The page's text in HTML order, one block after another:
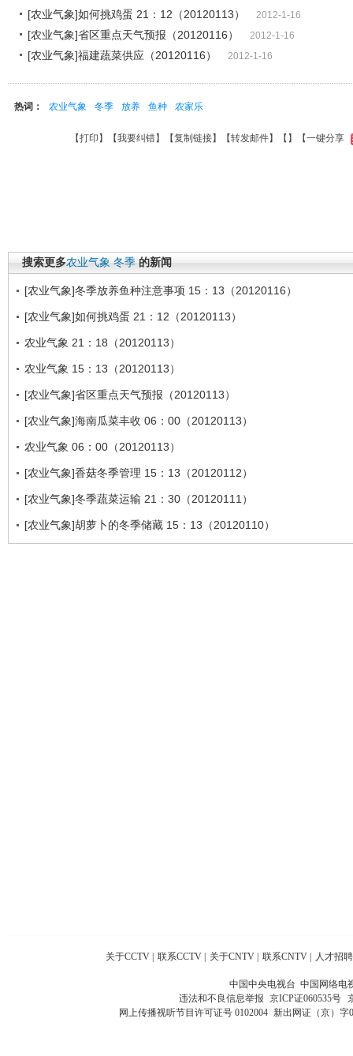
[农业气象]如何挑鸡蛋 21：12（20120113） 2012-1-16
[农业气象]省区重点天气预报（20120116） 2012-1-16
[农业气象]福建蔬菜供应（20120116） 2012-1-16
热词： 农业气象 冬季 放养 鱼种 农家乐
【打印 】【我要纠错】【复制链接】【转发邮件】【 】 【一键分享
搜索更多农业气象 冬季 的新闻
[农业气象]冬季放养鱼种注意事项 15：13（20120116）
[农业气象]如何挑鸡蛋 21：12（20120113）
农业气象 21：18（20120113）
农业气象 15：13（20120113）
[农业气象]省区重点天气预报（20120113）
[农业气象]海南瓜菜丰收 06：00（20120113）
农业气象 06：00（20120113）
[农业气象]香菇冬季管理 15：13（20120112）
[农业气象]冬季蔬菜运输 21：30（20120111）
[农业气象]胡萝卜的冬季储藏 15：13（20120110）
关于CCTV 联系CCTV 关于CNTV 联系CNTV 人才招聘
中国中央电视台 中国网络电
违法和不良信息举报 京ICP证060535号
网上传播视听节目许可证号 0102004 新出网证（京）